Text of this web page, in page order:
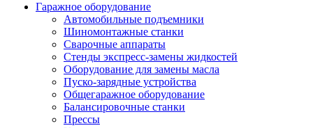
Гаражное оборудование
Автомобильные подъемники
Шиномонтажные станки
Сварочные аппараты
Стенды экспресс-замены жидкостей
Оборудование для замены масла
Пуско-зарядные устройства
Общегаражное оборудование
Балансировочные станки
Прессы